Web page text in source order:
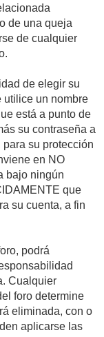
de una queja
de cualquier
de elegir su
utilice un nombre
está a punto de
su contraseña a
su protección
en NO
bajo ningún
que
su cuenta, a fin
podrá
Cualquier
foro determine
eliminada, con o
aplicarse las